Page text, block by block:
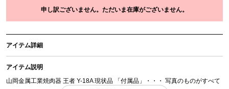
申し訳ございません。ただいま在庫がございません。
アイテム詳細
アイテム説明
山岡金属工業焼肉器 王者 Y-18A 現状品 「付属品」・・・ 写真のものがすべて